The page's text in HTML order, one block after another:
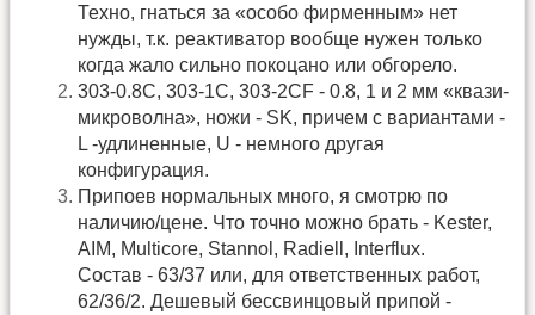
Техно, гнаться за «особо фирменным» нет
нужды, т.к. реактиватор вообще нужен только
когда жало сильно покоцано или обгорело.
303-0.8С, 303-1С, 303-2CF - 0.8, 1 и 2 мм «квази-
микроволна», ножи - SK, причем с вариантами -
L -удлиненные, U - немного другая
конфигурация.
Припоев нормальных много, я смотрю по
наличию/цене. Что точно можно брать - Kester,
AIM, Multicore, Stannol, Radiell, Interflux.
Состав - 63/37 или, для ответственных работ,
62/36/2. Дешевый бессвинцовый припой -